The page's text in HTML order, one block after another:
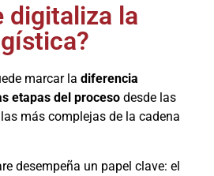
digitaliza la
marcar la diferencia
etapas del proceso desde las
más complejas de la cadena
desempeña un papel clave: el